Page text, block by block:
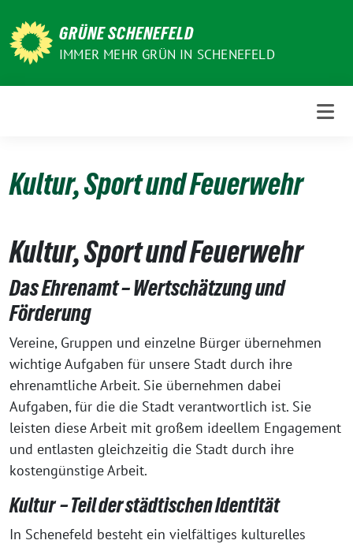
zum
Inhalt
GRÜNE SCHENEFELD
IMMER MEHR GRÜN IN SCHENEFELD
Kultur, Sport und Feuerwehr
Kultur, Sport und Feuerwehr
Das Ehrenamt – Wertschätzung und
Förderung
Vereine, Gruppen und einzelne Bürger übernehmen
wichtige Aufgaben für unsere Stadt durch ihre
ehrenamtliche Arbeit. Sie übernehmen dabei
Aufgaben, für die die Stadt verantwortlich ist. Sie
leisten diese Arbeit mit großem ideellem Engagement
und entlasten gleichzeitig die Stadt durch ihre
kostengünstige Arbeit.
Kultur – Teil der städtischen Identität
In Schenefeld besteht ein vielfältiges kulturelles